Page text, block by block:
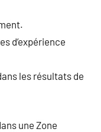
d’expérience
les résultats de
une Zone